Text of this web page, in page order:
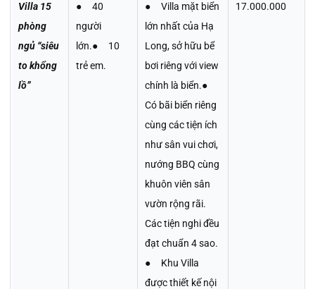
Villa 15
phòng
ngủ “siêu
to khổng
lồ”
● 40
người
lớn.● 10
trẻ em.
● Villa mặt biển
lớn nhất của Hạ
Long, sở hữu bể
bơi riêng với view
chính là biển.●
Có bãi biển riêng
cùng các tiện ích
như sân vui chơi,
nướng BBQ cùng
khuôn viên sân
vườn rộng rãi.
Các tiện nghi đều
đạt chuẩn 4 sao.
● Khu Villa
được thiết kế nội
17.000.000